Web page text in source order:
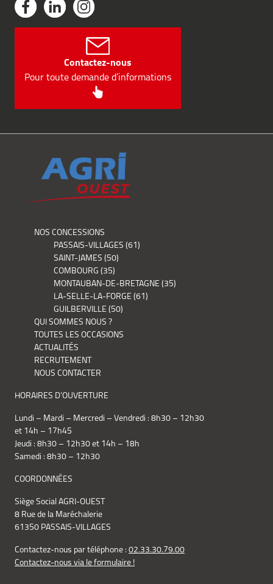
Contactez-nous
Pour toute demande d’informations
NOS CONCESSIONS
PASSAIS-VILLAGES (61)
SAINT-JAMES (50)
COMBOURG (35)
MONTAUBAN-DE-BRETAGNE (35)
LA-SELLE-LA-FORGE (61)
GUILBERVILLE (50)
QUI SOMMES NOUS ?
TOUTES LES OCCASIONS
ACTUALITÉS
RECRUTEMENT
NOUS CONTACTER
HORAIRES D’OUVERTURE
Lundi – Mardi – Mercredi – Vendredi : 8h30 – 12h30
et 14h – 17h45
Jeudi : 8h30 – 12h30 et 14h – 18h
Samedi : 8h30 – 12h30
COORDONNÉES
Siège Social AGRI-OUEST
8 Rue de la Maréchalerie
61350 PASSAIS-VILLAGES
Contactez-nous par téléphone : 02.33.30.79.00
Contactez-nous via le formulaire !